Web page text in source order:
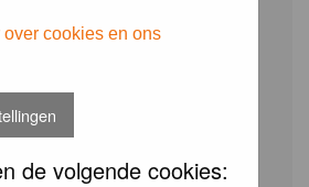
over cookies en ons
de volgende cookies: